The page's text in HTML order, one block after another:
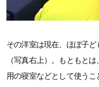
その洋室は現在、ほぼ子
（写真右上）。もともと
用の寝室などとして使うこ